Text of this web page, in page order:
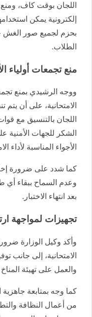
اللجان بوقت كاف،
إلكترونية يمكن
بحزم لجميع صور الغش
الطلاب.
منع تجمعات أولياء
ووجه الرشيدي بمنع
الامتحانية، على أن
اللجان بالتنسيق مع
الشكر للجهات الأمنية
الأجواء المناسبة لأداء
كما شدد على ضرورة
وعدم السماح ببقاء أي
بعد انتهاء الاختبار.
تجهيزات لمواجهة
وأكد وكيل الوزارة
الامتحانية، إلى جانب
والعمل على تهيئة
كما وجه بمتابعة
من أعمال النظافة